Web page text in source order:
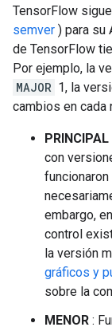
TensorFlow
semver ) para su
de TensorFlow
Por ejemplo, la
MAJOR 1, la
cambios en cada
PRINCIPAL
con
embargo,
control
la versión
gráficos y
sobre la
MENOR :